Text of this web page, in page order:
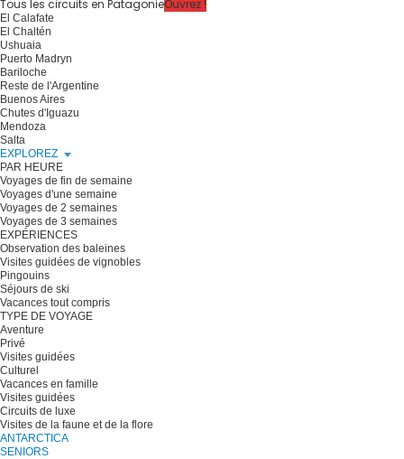
Tous les circuits en PatagonieOuvrez !
El Calafate
El Chaltén
Ushuaia
Puerto Madryn
Bariloche
Reste de l'Argentine
Buenos Aires
Chutes d'Iguazu
Mendoza
Salta
EXPLOREZ
PAR HEURE
Voyages de fin de semaine
Voyages d'une semaine
Voyages de 2 semaines
Voyages de 3 semaines
EXPÉRIENCES
Observation des baleines
Visites guidées de vignobles
Pingouins
Séjours de ski
Vacances tout compris
TYPE DE VOYAGE
Aventure
Privé
Visites guidées
Culturel
Vacances en famille
Visites guidées
Circuits de luxe
Visites de la faune et de la flore
ANTARCTICA
SENIORS